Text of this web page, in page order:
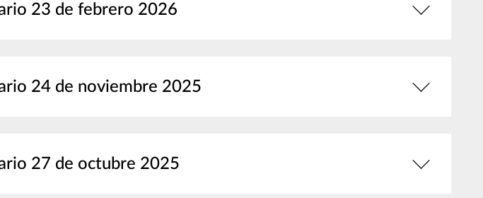
23 de febrero 2026
24 de noviembre 2025
27 de octubre 2025